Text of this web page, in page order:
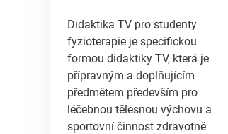
Didaktika TV pro studenty
fyzioterapie je specifickou
formou didaktiky TV, která je
přípravným a doplňujícím
předmětem především pro
léčebnou tělesnou výchovu a
sportovní činnost zdravotně